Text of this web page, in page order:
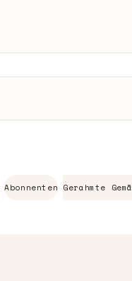
Abonnenten Gerahmte